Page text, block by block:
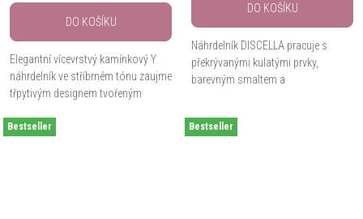
DO KOŠÍKU
Elegantní vícevrstvý kamínkový Y
náhrdelník ve stříbrném tónu zaujme
třpytivým designem tvořeným
rozdvojeným přívěskem.
DO KOŠÍKU
Náhrdelník DISCELLA pracuje s
překrývanými kulatými prvky,
barevným smaltem a
45 cm s prodloužením o 8 cm se
Bestseller Bestseller